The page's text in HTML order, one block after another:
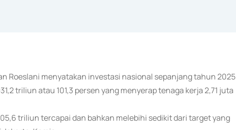
Roeslani menyatakan investasi nasional sepanjang tahun 2025
triliun atau 101,3 persen yang menyerap tenaga kerja 2,71 juta
triliun tercapai dan bahkan melebihi sedikit dari target yang